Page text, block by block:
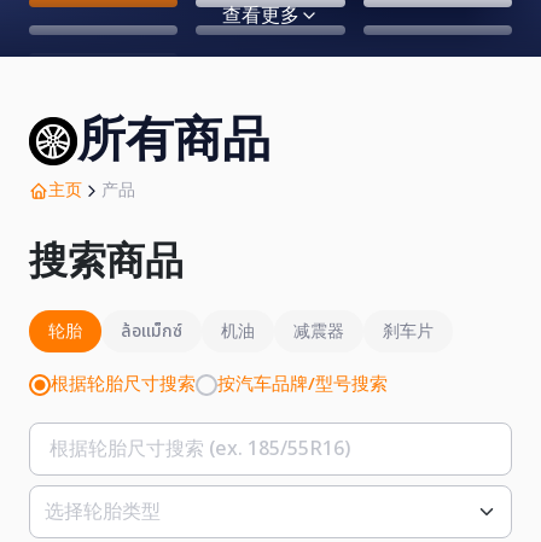
查看更多
所有商品
主页 产品
搜索商品
轮胎 ล้อแม็กซ์ 机油 减震器 刹车片
根据轮胎尺寸搜索 按汽车品牌/型号搜索